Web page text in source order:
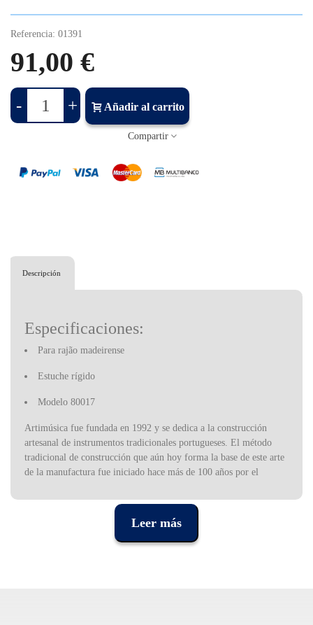
Referencia: 01391
91,00 €
- + Añadir al carrito
Compartir
Descripción
Especificaciones:
Para rajão madeirense
Estuche rígido
Modelo 80017
Artimúsica fue fundada en 1992 y se dedica a la construcción
artesanal de instrumentos tradicionales portugueses. El método
tradicional de construcción que aún hoy forma la base de este arte
de la manufactura fue iniciado hace más de 100 años por el
cada instrumento como si fuera una verdadera obra de arte,
haciendo que cada cordofono sea único, de gran calidad y
Leer más